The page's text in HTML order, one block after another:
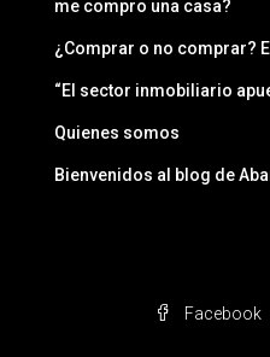
me compro una casa?
¿Comprar o no comprar?
“El sector inmobiliario
Quienes somos
Bienvenidos al blog de
Facebook